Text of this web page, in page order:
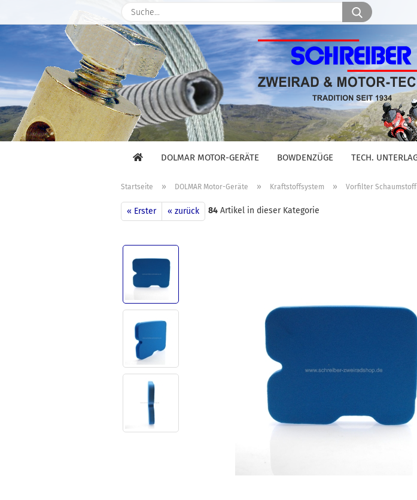
E-Mail
Passwort
Konto erstellen
Suche...
DOLMAR MOTOR-GERÄTE BOWDENZÜGE TECH.
Startseite » DOLMAR Motor-Geräte » Kraftstoffsystem » Vorfilter Schaumstoff
« Erster « zurück 84 Artikel in dieser Kategorie